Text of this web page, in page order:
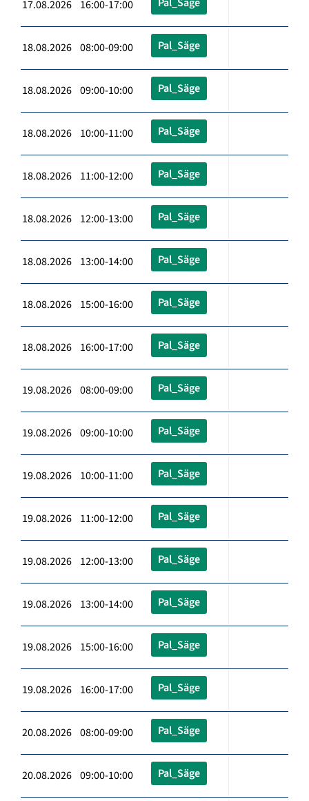
17.08.2026 16:00-17:00
18.08.2026 08:00-09:00 Pal_Säge
18.08.2026 09:00-10:00 Pal_Säge
18.08.2026 10:00-11:00 Pal_Säge
18.08.2026 11:00-12:00 Pal_Säge
18.08.2026 12:00-13:00 Pal_Säge
18.08.2026 13:00-14:00 Pal_Säge
18.08.2026 15:00-16:00 Pal_Säge
18.08.2026 16:00-17:00 Pal_Säge
19.08.2026 08:00-09:00 Pal_Säge
19.08.2026 09:00-10:00 Pal_Säge
19.08.2026 10:00-11:00 Pal_Säge
19.08.2026 11:00-12:00 Pal_Säge
19.08.2026 12:00-13:00 Pal_Säge
19.08.2026 13:00-14:00 Pal_Säge
19.08.2026 15:00-16:00 Pal_Säge
19.08.2026 16:00-17:00 Pal_Säge
20.08.2026 08:00-09:00 Pal_Säge
20.08.2026 09:00-10:00 Pal_Säge